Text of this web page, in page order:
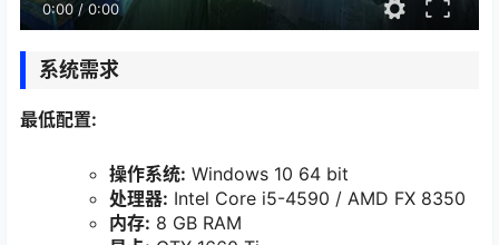
0:00 /0:00
系统需求
最低配置:
操作系统: Windows 10 64 bit
处理器: Intel Core i5-4590 / AMD FX 8350
内存: 8 GB RAM